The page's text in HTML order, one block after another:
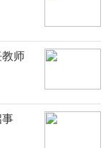
教师
事